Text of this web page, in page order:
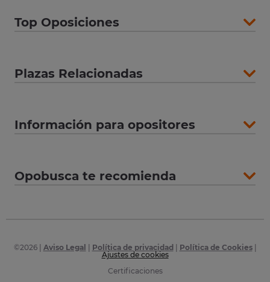
Top Oposiciones
Plazas Relacionadas
Información para opositores
Opobusca te recomienda
©2026| Aviso Legal Política de privacidad Política de Cookies|
Ajustes de cookies
Certificaciones